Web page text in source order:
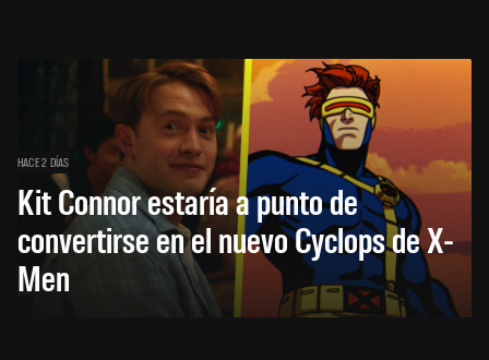
HACE 2 DÍAS
Kit Connor estaría a punto de
convertirse en el nuevo Cyclops de X-
Men